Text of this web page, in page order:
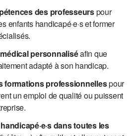
des professeurspour
enfants handicapé·e·s et former
personnaliséafin que
adapté à son handicap.
formations professionnellespour
un emploi de qualité ou puissent
dans toutes les